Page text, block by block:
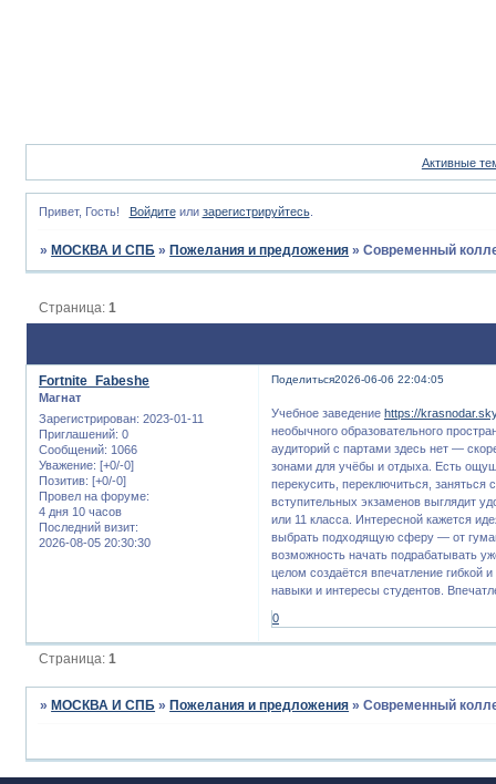
Активные
Привет, Гость! Войдитеили зарегистрируйтесь.
» МОСКВА И СПБ » Пожелания и предложения »Современный
Страница:1
Поделиться2026-06-06 22:04:05
Fortnite_Fabeshe
Магнат
Зарегистрирован: 2023-01-11
Приглашений: 0
Сообщений: 1066
Уважение: [+0/-0]
Позитив: [+0/-0]
Провел на форуме:
4 дня 10 часов
Последний визит:
2026-08-05 20:30:30
Учебное заведениеhttps://
необычного образовательного
аудиторий с партами здесь нет —
зонами для учёбы и отдыха. Есть
перекусить, переключиться, заняться
вступительных экзаменов выглядит
или 11 класса. Интересной кажется
выбрать подходящую сферу — от
возможность начать подрабатывать
целом создаётся впечатление гибкой
навыки и интересы студентов.
0
Страница:1
» МОСКВА И СПБ » Пожелания и предложения »Современный